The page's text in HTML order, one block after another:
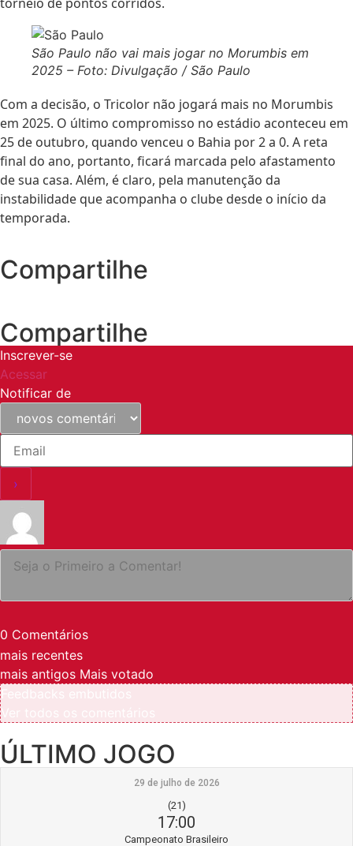
São Paulo não vai mais jogar no Morumbis em
2025 – Foto: Divulgação / São Paulo
Com a decisão, o Tricolor não jogará mais no Morumbis
em 2025. O último compromisso no estádio aconteceu em
25 de outubro, quando venceu o Bahia por 2 a 0. A reta
final do ano, portanto, ficará marcada pelo afastamento
de sua casa. Além, é claro, pela manutenção da
instabilidade que acompanha o clube desde o início da
temporada.
Compartilhe
Compartilhe
Inscrever-se
Acessar
Notificar de
0 Comentários
mais recentes
mais antigos Mais votado
ÚLTIMO JOGO
29 de julho de 2026
(21)
17:00
Campeonato Brasileiro